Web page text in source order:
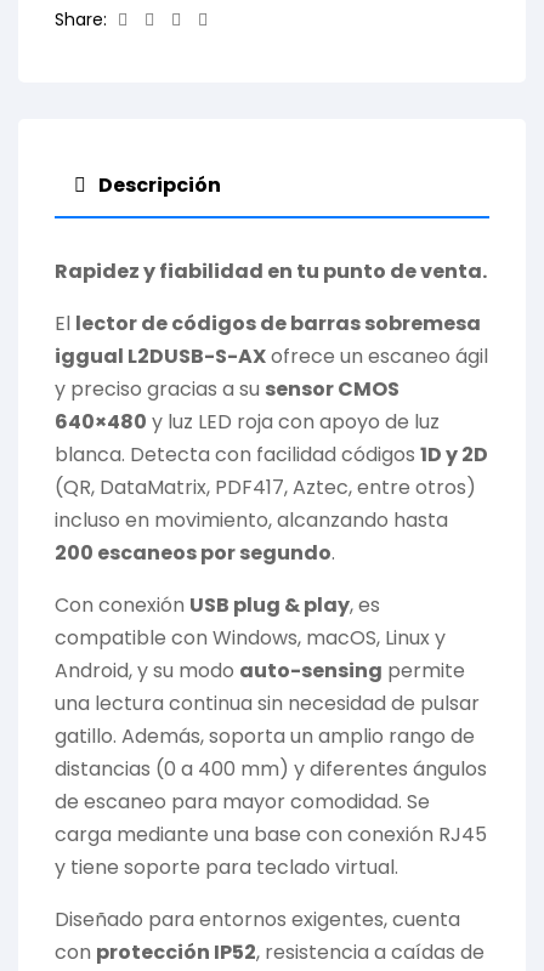
Share: Facebook
TwitterLinkedin
Descripción
Rapidez y fiabilidad en tu punto de venta.
El lector de códigos de barras sobremesa
iggual L2DUSB-S-AXofrece un escaneo ágil
y preciso gracias a su sensor CMOS
640×480 y luz LED roja con apoyo de luz
blanca. Detecta con facilidad códigos 1D y 2D
(QR, DataMatrix, PDF417, Aztec, entre otros)
incluso en movimiento, alcanzando hasta
200 escaneos por segundo.
Con conexión USB plug & play, es
compatible con Windows, macOS, Linux y
Android, y su modo auto-sensing permite
una lectura continua sin necesidad de pulsar
gatillo. Además, soporta un amplio rango de
distancias (0 a 400 mm) y diferentes ángulos
de escaneo para mayor comodidad. Se
carga mediante una base con conexión RJ45
y tiene soporte para teclado virtual.
Diseñado para entornos exigentes, cuenta
con protección IP52, resistencia a caídas de